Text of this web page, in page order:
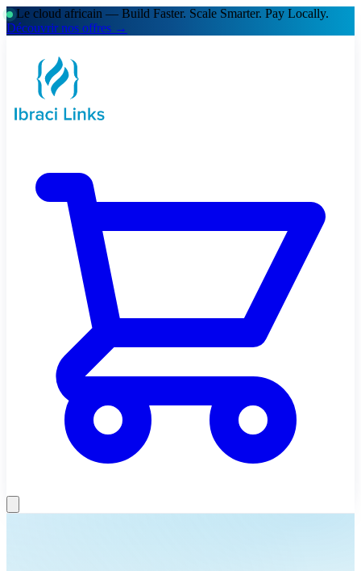
Le cloud africain — Build Faster. Scale Smarter. Pay Locally.
Découvrir nos offres →